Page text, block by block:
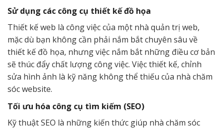
Sử dụng các công cụ thiết kế đồ họa
Thiết kế web là công việc của một nhà quản trị web,
mặc dù bạn không cần phải nắm bắt chuyên sâu về
thiết kế đồ họa, nhưng việc nắm bắt những điều cơ bản
sẽ thúc đẩy chất lượng công việc. Việc thiết kế, chỉnh
sửa hình ảnh là kỹ năng không thể thiếu của nhà chăm
sóc website.
Tối ưu hóa công cụ tìm kiếm (SEO)
Kỹ thuật SEO là những kiến thức giúp nhà chăm sóc